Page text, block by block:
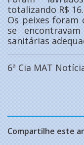
totalizando R$
Os peixes foram
se
sanitárias
6ª Cia MAT
Compartilhe este